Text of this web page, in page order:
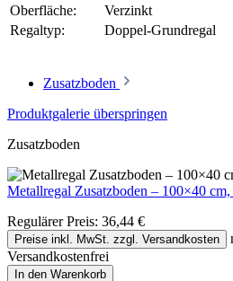
Oberfläche:
Verzinkt
Regaltyp:
Doppel-Grundregal
Zusatzboden
Produktgalerie überspringen
Zusatzboden
Metallregal Zusatzboden – 100×40
Regulärer Preis: 36,44 €
Preise inkl. MwSt. zzgl. Versandkosten
Versandkostenfrei
In den Warenkorb